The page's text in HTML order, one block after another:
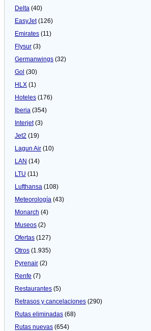
Delta (40)
EasyJet(126)
Emirates (11)
Flysur (3)
Germanwings (32)
Gol (30)
HLX (1)
Hoteles (176)
Iberia (354)
Interjet(3)
Jet2 (19)
Lagun Air (10)
LAN (14)
LTU (11)
Lufthansa (108)
Meteorologí­a (43)
Monarch (4)
Museos (2)
Ofertas (127)
Otros (1.935)
Pyrenair (2)
Renfe (7)
Restaurantes (5)
Retrasos y cancelaciones (290)
Rutas eliminadas (68)
Rutas nuevas (654)